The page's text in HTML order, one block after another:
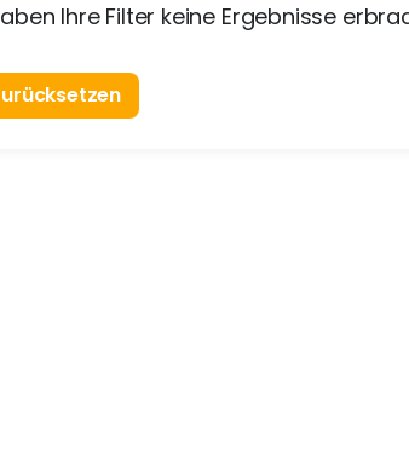
Ihre Filter keine Ergebnisse